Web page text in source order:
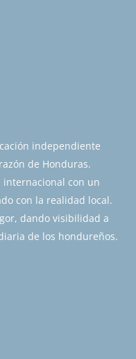
independiente
de Honduras.
internacional con un
con la realidad local.
dando visibilidad a
de los hondureños.